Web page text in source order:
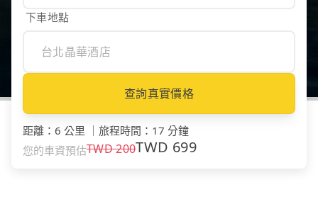
下車地點
查詢真實價格
距離 ： 6 公里 旅程時間 ： 17 分鐘
您的車資預估TWD200TWD 699